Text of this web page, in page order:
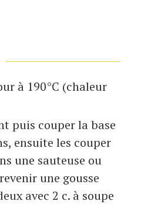
à 190°C (chaleur
puis couper la base
ensuite les couper
une sauteuse ou
une gousse
avec 2 c. à soupe